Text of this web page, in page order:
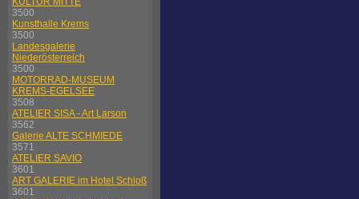
3500
Kunsthalle Krems
3500
Landesgalerie
Niederösterreich
3500
MOTORRAD-MUSEUM
KREMS-EGELSEE
3508
ATELIER SISA - Art Larson
3562
Galerie ALTE SCHMIEDE
3571
ATELIER SAVIO
3601
ART GALERIE im Hotel Schloß
3601